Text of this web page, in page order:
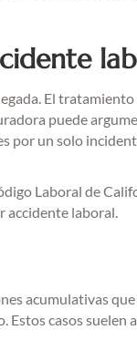
El
puede
por un solo
Laboral de
accidente laboral.
acumulativas
casos suelen